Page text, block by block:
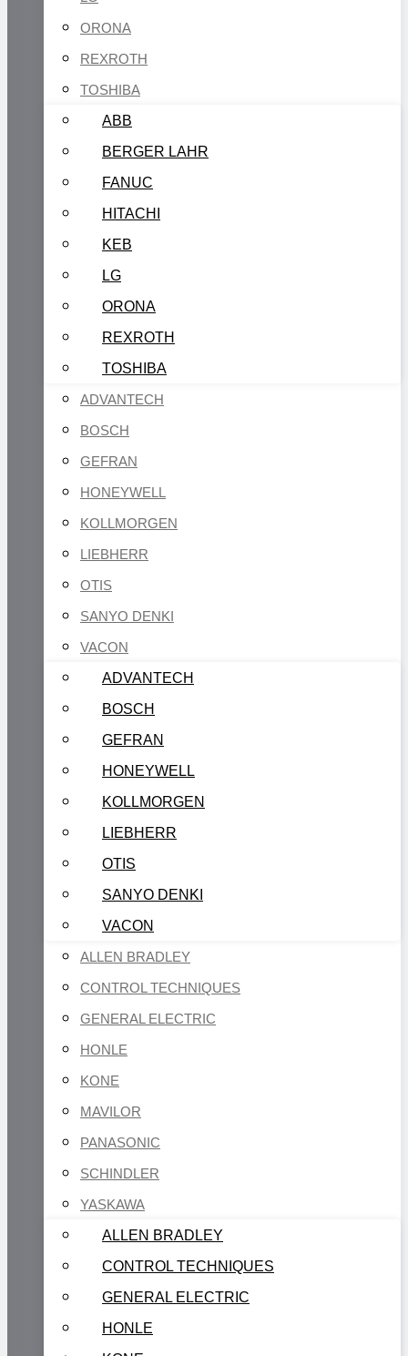
ORONA
REXROTH
TOSHIBA
ABB
BERGER LAHR
FANUC
HITACHI
KEB
LG
ORONA
REXROTH
TOSHIBA
ADVANTECH
BOSCH
GEFRAN
HONEYWELL
KOLLMORGEN
LIEBHERR
OTIS
SANYO DENKI
VACON
ADVANTECH
BOSCH
GEFRAN
HONEYWELL
KOLLMORGEN
LIEBHERR
OTIS
SANYO DENKI
VACON
ALLEN BRADLEY
CONTROL TECHNIQUES
GENERAL ELECTRIC
HONLE
KONE
MAVILOR
PANASONIC
SCHINDLER
YASKAWA
ALLEN BRADLEY
CONTROL TECHNIQUES
GENERAL ELECTRIC
HONLE